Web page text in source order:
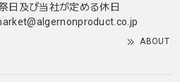
日及び当社が定める休日
ABOUT